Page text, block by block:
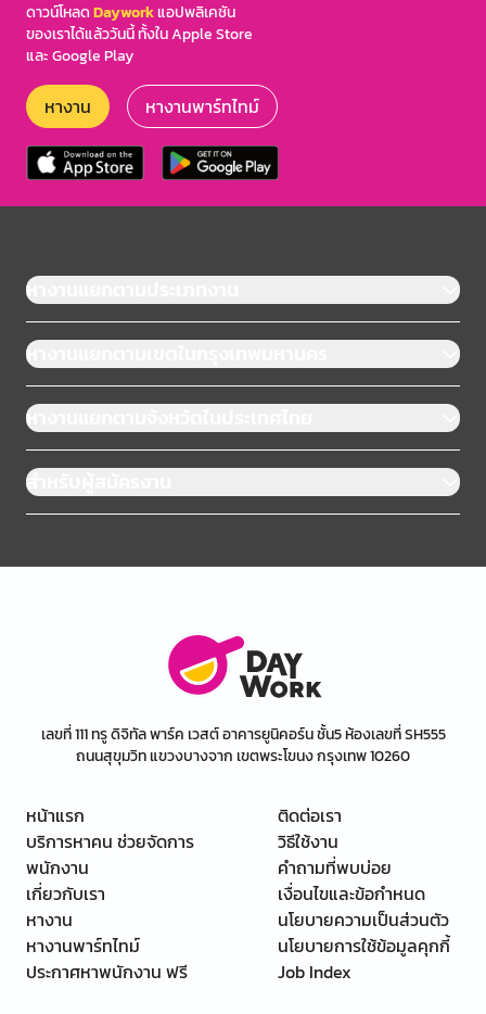
ดาวน์โหลดDayworkแอปพลิเคชัน
ของเราได้แล้ววันนี้ ทั้งใน Apple Store
และ Google Play
หางาน หางานพาร์ทไทม์
หางานแยกตามประเภทงาน
หางานแยกตามเขตในกรุงเทพมหานคร
หางานแยกตามจังหวัดในประเทศไทย
สำหรับผู้สมัครงาน
เลขที่ 111 ทรู ดิจิทัล พาร์ค เวสต์ อาคารยูนิคอร์น ชั้น5 ห้องเลขที่ SH555
ถนนสุขุมวิท แขวงบางจาก เขตพระโขนง กรุงเทพ 10260
หน้าแรก
บริการหาคน ช่วยจัดการ
พนักงาน
เกี่ยวกับเรา
หางาน
หางานพาร์ทไทม์
ประกาศหาพนักงาน ฟรี
ติดต่อเรา
วิธีใช้งาน
คำถามที่พบบ่อย
เงื่อนไขและข้อกำหนด
นโยบายความเป็นส่วนตัว
นโยบายการใช้ข้อมูลคุกกี้
Job Index